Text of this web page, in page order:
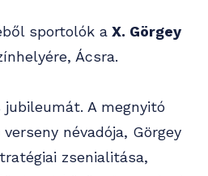
sportolók a X. Görgey
Ácsra.
A megnyitó
névadója, Görgey
zsenialitása,